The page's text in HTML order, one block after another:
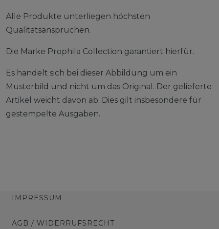
Alle Produkte unterliegen höchsten
Qualitätsansprüchen.
Die Marke Prophila Collection garantiert hierfür.
Es handelt sich bei dieser Abbildung um ein
Musterbild und nicht um das Original. Der gelieferte
Artikel weicht davon ab. Dies gilt insbesondere für
gestempelte Ausgaben.
IMPRESSUM
AGB / WIDERRUFSRECHT